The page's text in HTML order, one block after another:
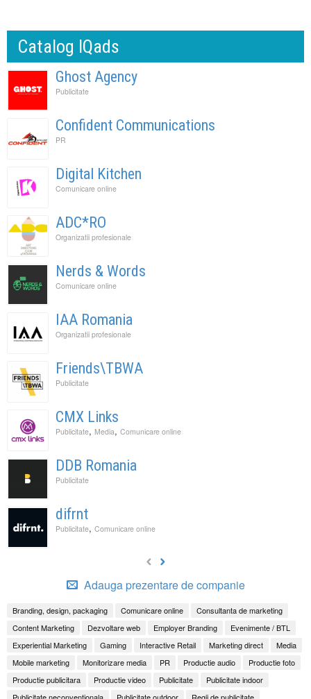
Catalog IQads
Ghost Agency
Publicitate
Confident Communications
PR
Digital Kitchen
Comunicare online
ADC*RO
Organizatii profesionale
Nerds & Words
Comunicare online
IAA Romania
Organizatii profesionale
Friends\TBWA
Publicitate
CMX Links
Publicitate, Media, Comunicare online
DDB Romania
Publicitate
difrnt
Publicitate, Comunicare online
Adauga prezentare de companie
Branding, design, packaging Comunicare online
Consultanta de marketing
Content Marketing
Dezvoltare web Employer Branding
Evenimente / BTL
Experiential Marketing
Gaming Interactive Retail Marketing direct
Media
Mobile marketing
Monitorizare media PR Productie audio
Productie foto
Productie publicitara
Productie video Publicitate
Publicitate indoor